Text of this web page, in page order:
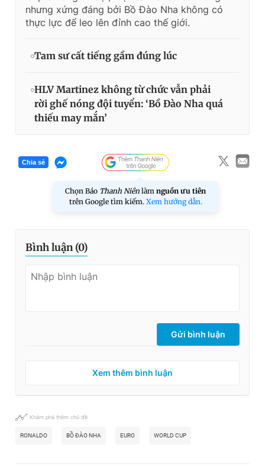
nhưng xứng đáng bởi Bồ Đào Nha không có
thực lực để leo lên đỉnh cao thế giới.
Tam sư cất tiếng gầm đúng lúc
HLV Martinez không từ chức vẫn phải
rời ghế nóng đội tuyển: ‘Bồ Đào Nha quá
thiếu may mắn’
Chia sẻ
Chọn Báo Thanh Niên làm nguồn ưu tiên
trên Google tìm kiếm. Xem hướng dẫn.
Bình luận (0)
Gửi bình luận
Xem thêm bình luận
Khám phá thêm chủ đề
RONALDO BỒ ĐÀO NHA EURO WORLD CUP